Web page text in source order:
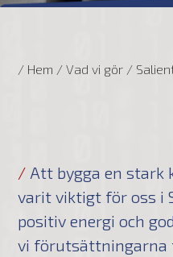
/ Hem /Vad vi gör /
/ Att bygga en stark
varit viktigt för oss i
positiv energi och
vi förutsättningarna